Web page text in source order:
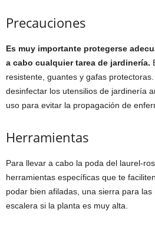
Precauciones
Es muy importante protegerse
a cabo cualquier tarea de jardinería.
resistente, guantes y gafas
desinfectar los utensilios de jardinería
uso para evitar la propagación de
Herramientas
Para llevar a cabo la poda del laurel-
herramientas específicas que te
podar bien afiladas, una sierra para
escalera si la planta es muy alta.